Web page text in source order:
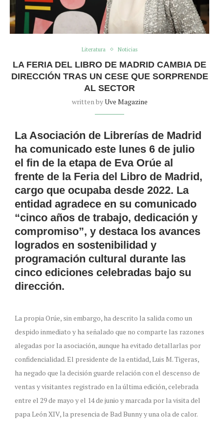
Literatura Noticias
LA FERIA DEL LIBRO DE MADRID CAMBIA DE
DIRECCIÓN TRAS UN CESE QUE SORPRENDE
AL SECTOR
written byUve Magazine
La Asociación de Librerías de Madrid
ha comunicado este lunes 6 de julio
el fin de la etapa de Eva Orúe al
frente de la Feria del Libro de Madrid,
cargo que ocupaba desde 2022. La
entidad agradece en su comunicado
“cinco años de trabajo, dedicación y
compromiso”, y destaca los avances
logrados en sostenibilidad y
programación cultural durante las
cinco ediciones celebradas bajo su
dirección.
La propia Orúe, sin embargo, ha descrito la salida como un
despido inmediato y ha señalado que no comparte las razones
alegadas por la asociación, aunque ha evitado detallarlas por
confidencialidad. El presidente de la entidad, Luis M. Tigeras,
ha negado que la decisión guarde relación con el descenso de
ventas y visitantes registrado en la última edición, celebrada
entre el 29 de mayo y el 14 de junio y marcada por la visita del
papa León XIV, la presencia de Bad Bunny y una ola de calor.